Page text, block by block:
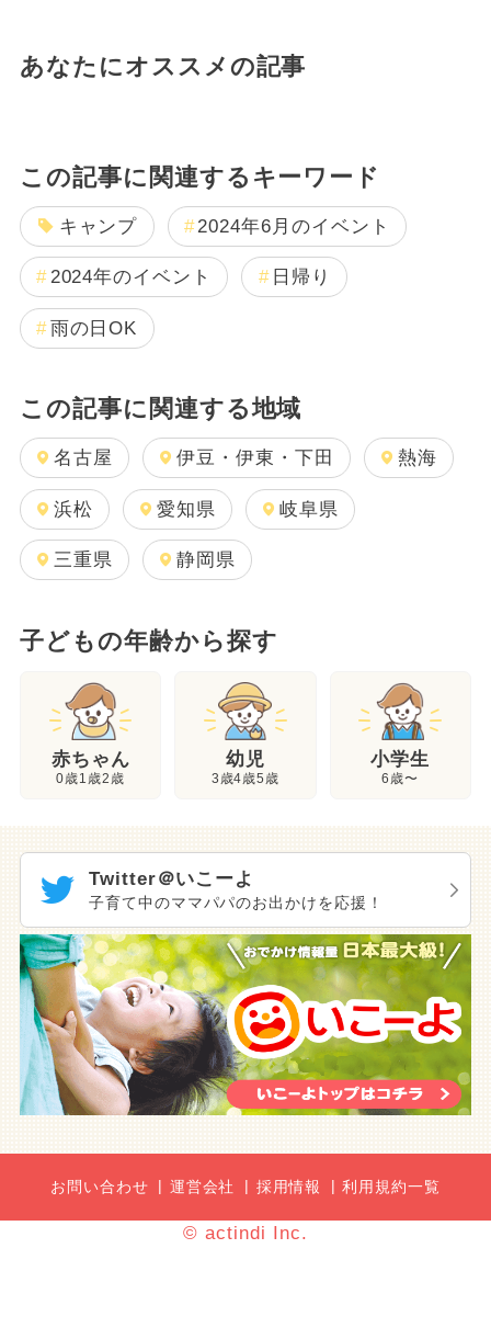
あなたにオススメの記事
この記事に関連するキーワード
キャンプ 2024年6月のイベント
2024年のイベント 日帰り
雨の日OK
この記事に関連する地域
名古屋 伊豆・伊東・下田 熱海
浜松 愛知県 岐阜県
三重県 静岡県
子どもの年齢から探す
赤ちゃん
0歳1歳2歳
幼児
3歳4歳5歳
小学生
6歳〜
Twitter＠いこーよ
子育て中のママパパのお出かけを応援！
お問い合わせ 運営会社 採用情報 利用規約一覧
© actindi Inc.